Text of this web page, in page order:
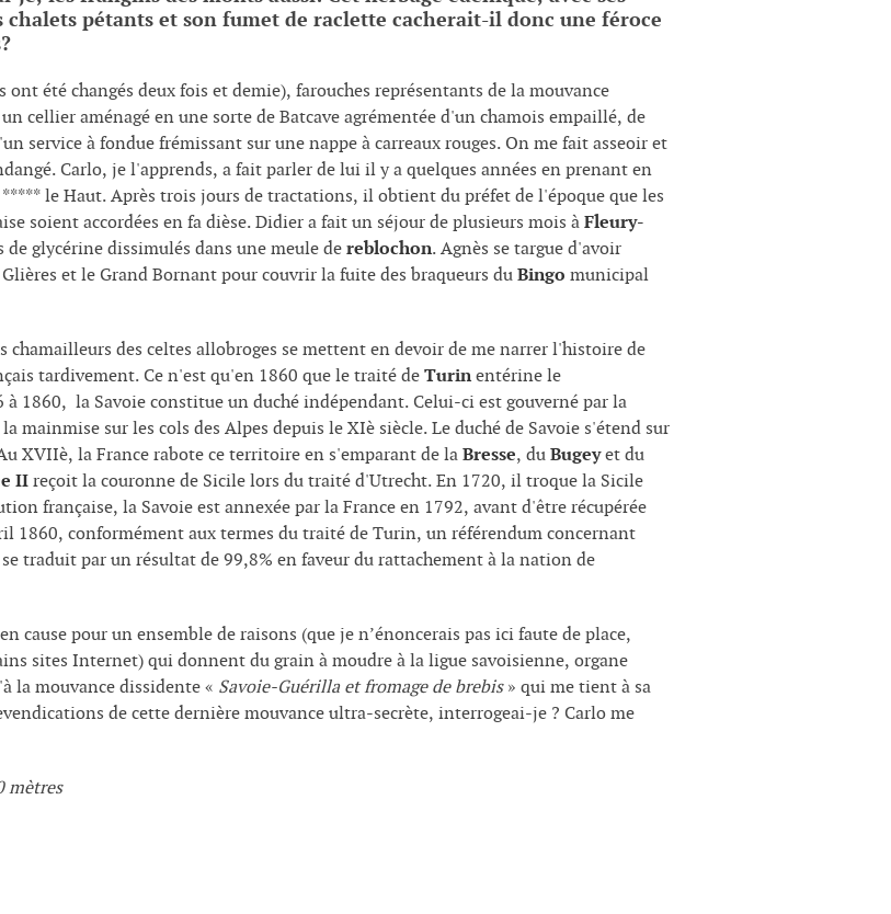
pétants et son fumet de raclette cacherait-il donc une féroce
été changés deux fois et demie), farouches représentants de la mouvance
cellier aménagé en une sorte de Batcave agrémentée d'un chamois empaillé, de
service à fondue frémissant sur une nappe à carreaux rouges. On me fait asseoir et
Carlo, je l'apprends, a fait parler de lui il y a quelques années en prenant en
***** le Haut. Après trois jours de tractations, il obtient du préfet de l'époque que les
soient accordées en fa dièse. Didier a fait un séjour de plusieurs mois à Fleury-
glycérine dissimulés dans une meule de reblochon. Agnès se targue d'avoir
et le Grand Bornant pour couvrir la fuite des braqueurs du Bingo municipal
chamailleurs des celtes allobroges se mettent en devoir de me narrer l'histoire de
tardivement. Ce n'est qu'en 1860 que le traité de Turin entérine le
à 1860, la Savoie constitue un duché indépendant. Celui-ci est gouverné par la
mainmise sur les cols des Alpes depuis le XIè siècle. Le duché de Savoie s'étend sur
XVIIè, la France rabote ce territoire en s'emparant de la Bresse, du Bugeyet du
II reçoit la couronne de Sicile lors du traité d'Utrecht. En 1720, il troque la Sicile
française, la Savoie est annexée par la France en 1792, avant d'être récupérée
1860, conformément aux termes du traité de Turin, un référendum concernant
traduit par un résultat de 99,8% en faveur du rattachement à la nation de
cause pour un ensemble de raisons (que je n’énoncerais pas ici faute de place,
sites Internet) qui donnent du grain à moudre à la ligue savoisienne, organe
la mouvance dissidente « Savoie-Guérilla et fromage de brebis» qui me tient à sa
de cette dernière mouvance ultra-secrète, interrogeai-je ? Carlo me
mètres